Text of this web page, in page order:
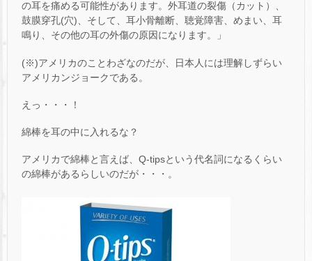
の耳を痛める可能性があります。外耳道の裂傷（カット）、
鼓膜穿孔(穴)、そして、耳小骨離断、聴覚障害、めまい、耳
鳴り、その他の耳の外傷の原因になります。」
(※)アメリカのことわざなのだが、日本人には理解しずらい
アメリカンジョークである。
えっ・・・！
綿棒を耳の中に入れるな？
アメリカで綿棒と言えば、Q-tipsという代名詞になるくらい
の綿棒があるらしいのだが・・・。